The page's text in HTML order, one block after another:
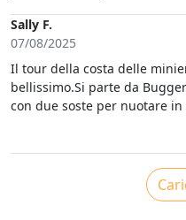
Sally F.
07/08/2025
Il tour della costa delle miniere è stato
bellissimo.Si parte da
con due soste per nuotare
mezza sono volate, grazie